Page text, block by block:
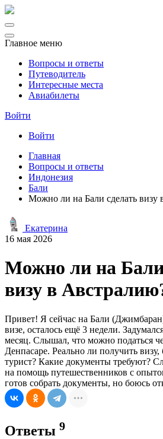
Главное меню
Вопросы и ответы
Путеводитель
Интересные места
Авиабилеты
Войти
Войти
Главная
Вопросы и ответы
Индонезия
Бали
Можно ли на Бали сделать визу
Екатерина
16 мая 2026
Можно ли на Бали
визу в
Привет! Я сейчас на Бали
визе, осталось ещё 3 недели.
месяц. Слышал, что можно податься
Денпасаре. Реально ли получить визу,
турист? Какие документы требуют?
на помощь путешественников с
готов собрать документы, но боюсь
Ответы 9